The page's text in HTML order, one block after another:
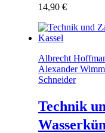
14,90 €
Albrecht
Alexander
Schneider
Technik